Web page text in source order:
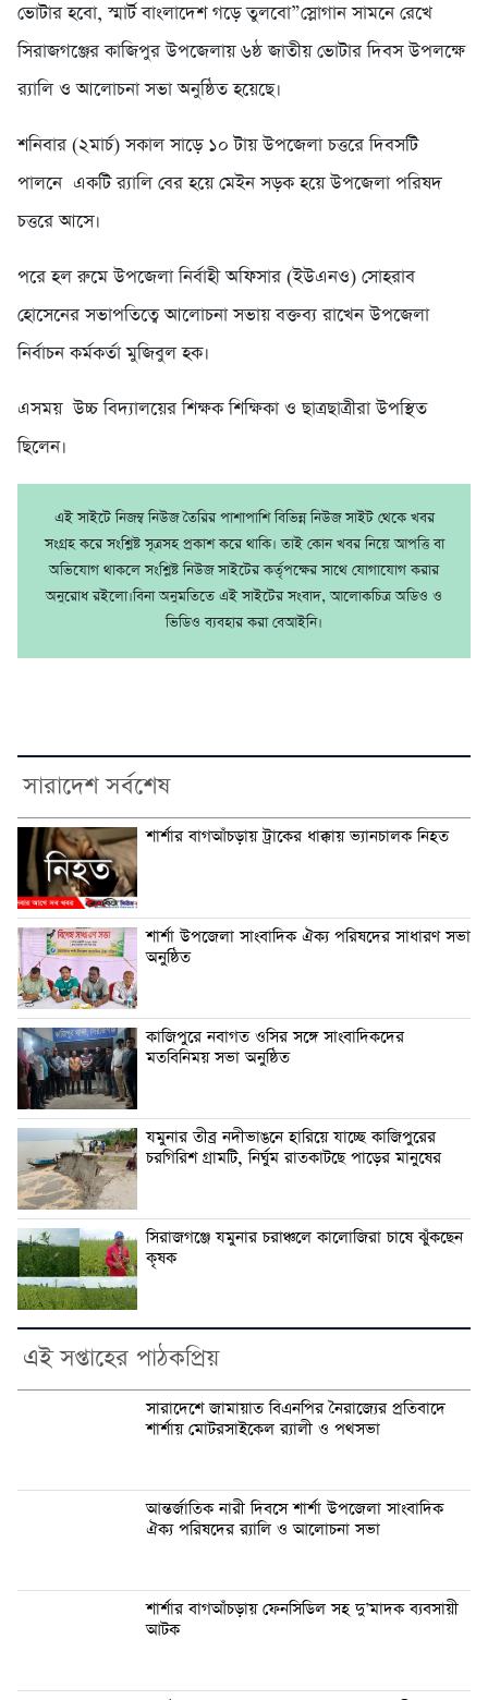
ভোটার হবো, স্মার্ট বাংলাদেশ গড়ে তুলবো”স্লোগান সামনে রেখে
সিরাজগঞ্জের কাজিপুর উপজেলায় ৬ষ্ঠ জাতীয় ভোটার দিবস উপলক্ষে
র‍্যালি ও আলোচনা সভা অনুষ্ঠিত হয়েছে।
শনিবার (২মার্চ) সকাল সাড়ে ১০ টায় উপজেলা চত্তরে দিবসটি
পালনে একটি র‍্যালি বের হয়ে মেইন সড়ক হয়ে উপজেলা পরিষদ
চত্তরে আসে।
পরে হল রুমে উপজেলা নির্বাহী অফিসার (ইউএনও) সোহরাব
হোসেনের সভাপতিত্বে আলোচনা সভায় বক্তব্য রাখেন উপজেলা
নির্বাচন কর্মকর্তা মুজিবুল হক।
এসময় উচ্চ বিদ্যালয়ের শিক্ষক শিক্ষিকা ও ছাত্রছাত্রীরা উপস্থিত
ছিলেন।
এই সাইটে নিজম্ব নিউজ তৈরির পাশাপাশি বিভিন্ন নিউজ সাইট থেকে খবর
সংগ্রহ করে সংশ্লিষ্ট সূত্রসহ প্রকাশ করে থাকি। তাই কোন খবর নিয়ে আপত্তি বা
অভিযোগ থাকলে সংশ্লিষ্ট নিউজ সাইটের কর্তৃপক্ষের সাথে যোগাযোগ করার
অনুরোধ রইলো।বিনা অনুমতিতে এই সাইটের সংবাদ, আলোকচিত্র অডিও ও
ভিডিও ব্যবহার করা বেআইনি।
সারাদেশ সর্বশেষ
শার্শার বাগআঁচড়ায় ট্রাকের ধাক্কায় ভ্যানচালক নিহত
শার্শা উপজেলা সাংবাদিক ঐক্য পরিষদের সাধারণ সভা
অনুষ্ঠিত
কাজিপুরে নবাগত ওসির সঙ্গে সাংবাদিকদের
মতবিনিময় সভা অনুষ্ঠিত
যমুনার তীব্র নদীভাঙনে হারিয়ে যাচ্ছে কাজিপুরের
চরগিরিশ গ্রামটি, নির্ঘুম রাতকাটছে পাড়ের মানুষের
সিরাজগঞ্জে যমুনার চরাঞ্চলে কালোজিরা চাষে ঝুঁকছেন
কৃষক
এই সপ্তাহের পাঠকপ্রিয়
সারাদেশে জামায়াত বিএনপির নৈরাজ্যের প্রতিবাদে
শার্শায় মোটরসাইকেল র‍্যালী ও পথসভা
আন্তর্জাতিক নারী দিবসে শার্শা উপজেলা সাংবাদিক
ঐক্য পরিষদের র‍্যালি ও আলোচনা সভা
শার্শার বাগআঁচড়ায় ফেনসিডিল সহ দু’মাদক ব্যবসায়ী
আটক